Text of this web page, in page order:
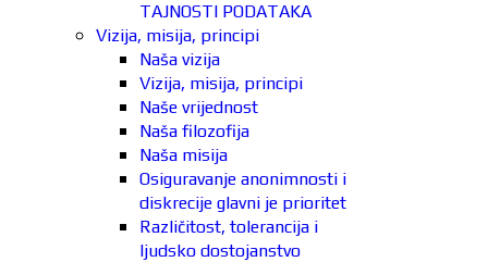
TAJNOSTI PODATAKA
Vizija, misija, principi
Naša vizija
Vizija, misija, principi
Naše vrijednost
Naša filozofija
Naša misija
Osiguravanje anonimnosti i
diskrecije glavni je prioritet
Različitost, tolerancija i
ljudsko dostojanstvo